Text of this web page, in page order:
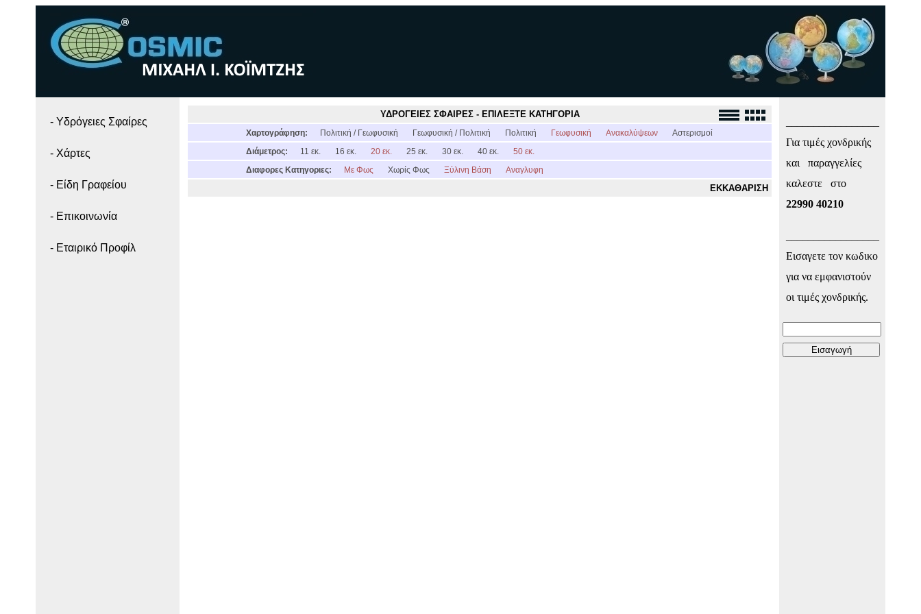
- Yδρόγειες Σφαίρες
- Χάρτες
- Είδη Γραφείου
- Επικοινωνία
- Εταιρικό Προφίλ
ΥΔΡΟΓΕΙΕΣ ΣΦΑΙΡΕΣ - ΕΠΙΛΕΞΤΕ ΚΑΤΗΓΟΡΙΑ
Χαρτογράφηση: Πολιτική / Γεωφυσική Γεωφυσική / Πολιτική Πολιτική Γεωφυσική Ανακαλύψεων
Αστερισμοί
Διάμετρος:
11 εκ. 16 εκ. 20 εκ. 25 εκ. 30 εκ. 40 εκ.
50 εκ.
Διαφορες Κατηγοριες:
Με Φως Χωρίς Φως Ξύλινη Βάση Αναγλυφη
ΕΚΚΑΘΑΡΙΣΗ
Για τιμές χονδρικής
και παραγγελίες
καλεστε στο
22990 40210
Εισαγετε τον κωδικο
για να εμφανιστούν
οι τιμές χονδρικής.